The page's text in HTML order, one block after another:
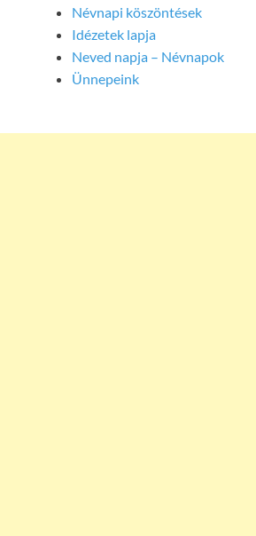
Névnapi köszöntések
Idézetek lapja
Neved napja – Névnapok
Ünnepeink